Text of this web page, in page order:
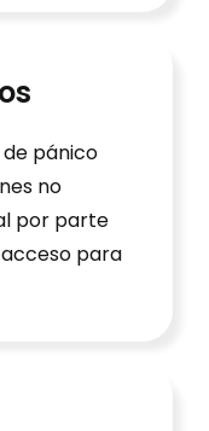
pánico
no
por parte
para